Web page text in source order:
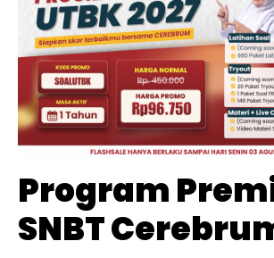
Program
SNBT